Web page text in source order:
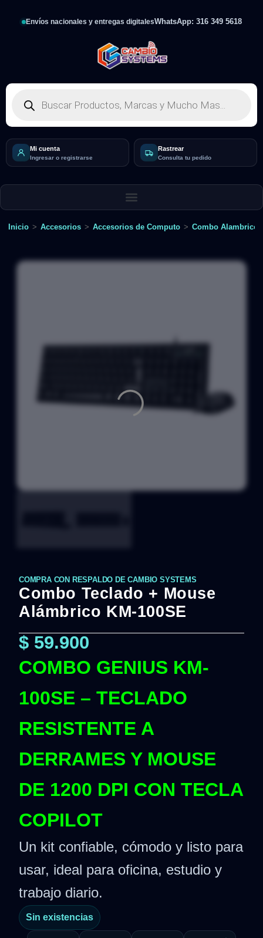
Envíos nacionales y entregas digitalesWhatsApp: 316 349 5618
Mi cuenta
Ingresar o registrarse
Rastrear
Consulta tu pedido
Inicio > Accesorios > Accesorios de Computo > Combo Alambrico
COMPRA CON RESPALDO DE CAMBIO SYSTEMS
Combo Teclado + Mouse
Alámbrico KM-100SE
$ 59.900
COMBO GENIUS KM-
100SE – TECLADO
RESISTENTE A
DERRAMES Y MOUSE
DE 1200 DPI CON TECLA
COPILOT
Un kit confiable, cómodo y listo para
usar, ideal para oficina, estudio y
trabajo diario.
Sin existencias